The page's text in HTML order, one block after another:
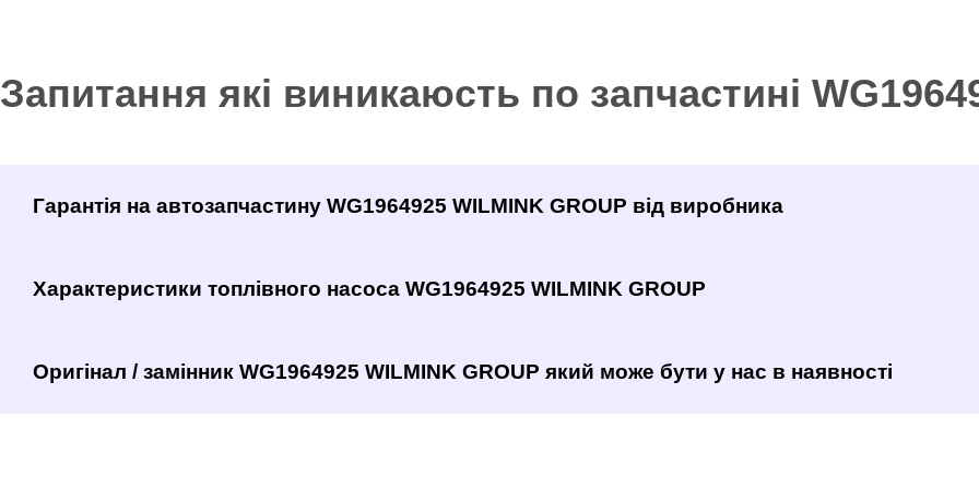
Запитання які виникаюсть по запчастині
Гарантія на автозапчастину WG1964925 WILMINK GROUP від виробника
Характеристики топлівного насоса WG1964925 WILMINK GROUP
Оригінал / замінник WG1964925 WILMINK GROUP який може бути у нас в наявності